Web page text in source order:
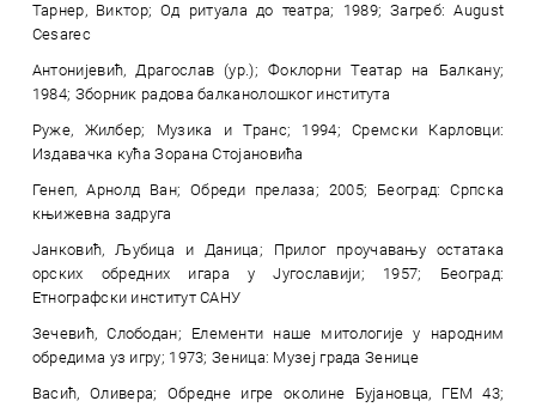
Тарнер, Виктор; Од ритуала до театра; 1989; Загреб: August
Cesarec
Антонијевић, Драгослав (ур.); Фоклорни Театар на Балкану;
1984; Зборник радова балканолошког института
Руже, Жилбер; Музика и Транс; 1994; Сремски Карловци:
Издавачка кућа Зорана Стојановића
Генеп, Арнолд Ван; Обреди прелаза; 2005; Београд: Српска
књижевна задруга
Јанковић, Љубица и Даница; Прилог проучавању остатака
орских обредних игара у Југославији; 1957; Београд:
Етнографски институт САНУ
Зечевић, Слободан; Елементи наше митологије у народним
обредима уз игру; 1973; Зеница: Музеј града Зенице
Васић, Оливера; Обредне игре околине Бујановца, ГЕМ 43;